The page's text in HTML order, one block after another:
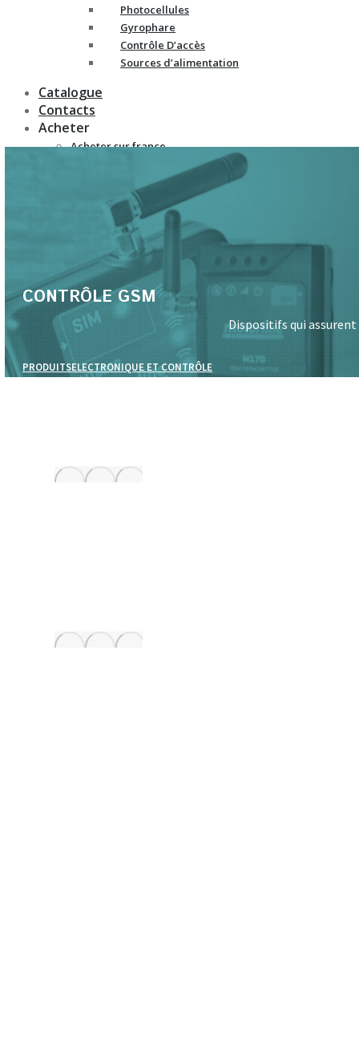
Photocellules
Gyrophare
Contrôle D’accès
Sources d’alimentation
Catalogue
Contacts
Acheter
Acheter sur france-
CONTRÔLE GSM
Dispositifs qui
PRODUITSELECTRONIQUE ET CONTRÔLE